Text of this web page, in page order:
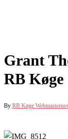
Grant
RB Køge
By RB Køge Webmaster